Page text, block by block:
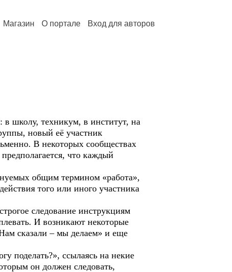
Магазин О портале Вход для авторов
школу, техникум, в институт, на
новый её участник
В некоторых сообществах
что каждый
общим термином «работа»,
того или иного участника
следование инструкциям
И возникают некоторые
сказали – мы делаем» и еще
поделать?», ссылаясь на некие
он должен следовать,